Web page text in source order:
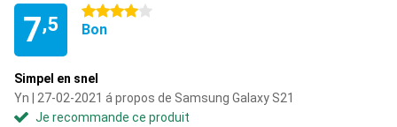
7,5
4 étoiles
Bon
Simpel en snel
Yn | 27-02-2021 á propos de Samsung Galaxy S21
Je recommande ce produit